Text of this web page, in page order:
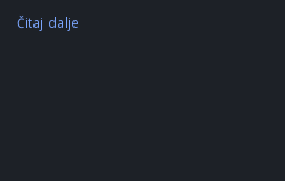
Čitaj dalje